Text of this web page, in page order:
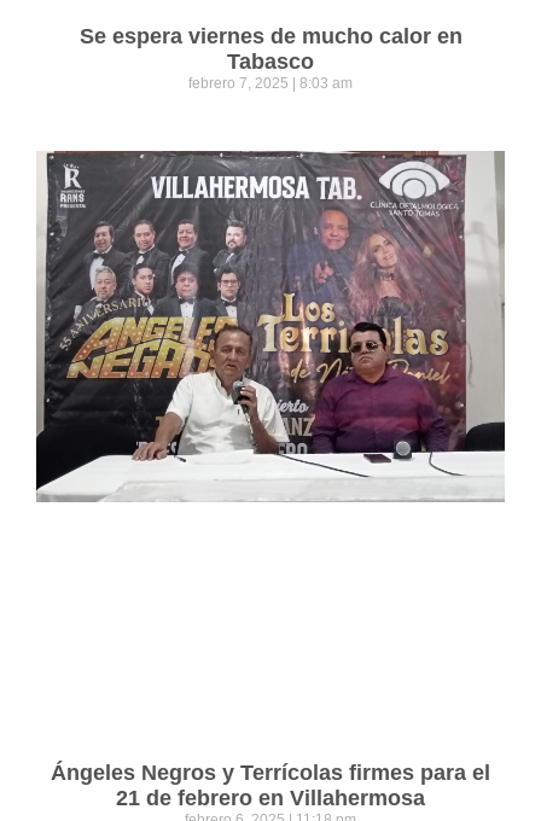
Se espera viernes de mucho calor en
Tabasco
febrero 7, 2025 8:03 am
Ángeles Negros y Terrícolas firmes para el
21 de febrero en Villahermosa